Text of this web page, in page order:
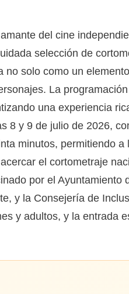
del cine
selección de
solo como un
La
una experiencia
8 y 9 de julio de 2026,
minutos, permitiendo a
el cortometraje
por el Ayuntamiento
y la Consejería de
y adultos, y la entrada